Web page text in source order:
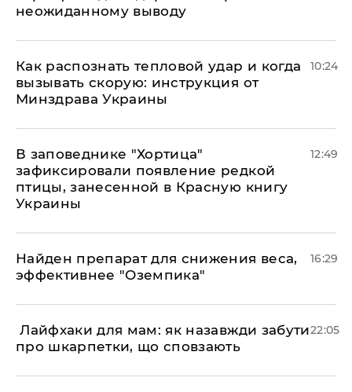
неожиданному выводу
Как распознать тепловой удар и когда
вызывать скорую: инструкция от
Минздрава Украины
10:24
В заповеднике "Хортица"
зафиксировали появление редкой
птицы, занесенной в Красную книгу
Украины
12:49
Найден препарат для снижения веса,
эффективнее "Оземпика"
16:29
​ Лайфхаки для мам: як назавжди забути
про шкарпетки, що сповзають
22:05